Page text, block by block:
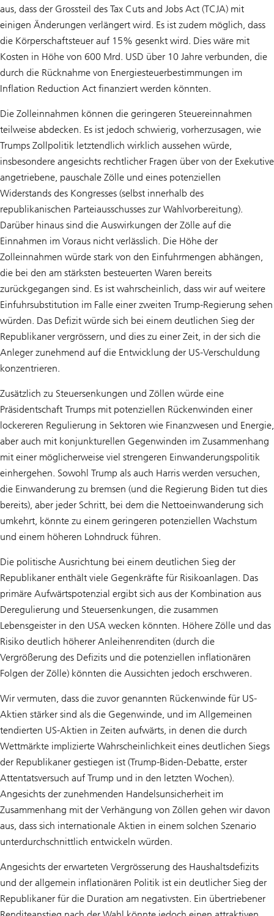
aus, dass der Grossteil des Tax Cuts and Jobs Act (TCJA) mit
einigen Änderungen verlängert wird. Es ist zudem möglich, dass
die Körperschaftsteuer auf 15% gesenkt wird. Dies wäre mit
Kosten in Höhe von 600 Mrd. USD über 10 Jahre verbunden, die
durch die Rücknahme von Energiesteuerbestimmungen im
Inflation Reduction Act finanziert werden könnten.
Die Zolleinnahmen können die geringeren Steuereinnahmen
teilweise abdecken. Es ist jedoch schwierig, vorherzusagen, wie
Trumps Zollpolitik letztendlich wirklich aussehen würde,
insbesondere angesichts rechtlicher Fragen über von der Exekutive
angetriebene, pauschale Zölle und eines potenziellen
Widerstands des Kongresses (selbst innerhalb des
republikanischen Parteiausschusses zur Wahlvorbereitung).
Darüber hinaus sind die Auswirkungen der Zölle auf die
Einnahmen im Voraus nicht verlässlich. Die Höhe der
Zolleinnahmen würde stark von den Einfuhrmengen abhängen,
die bei den am stärksten besteuerten Waren bereits
zurückgegangen sind. Es ist wahrscheinlich, dass wir auf weitere
Einfuhrsubstitution im Falle einer zweiten Trump-Regierung sehen
würden. Das Defizit würde sich bei einem deutlichen Sieg der
Republikaner vergrössern, und dies zu einer Zeit, in der sich die
Anleger zunehmend auf die Entwicklung der US-Verschuldung
konzentrieren.
Zusätzlich zu Steuersenkungen und Zöllen würde eine
Präsidentschaft Trumps mit potenziellen Rückenwinden einer
lockereren Regulierung in Sektoren wie Finanzwesen und Energie,
aber auch mit konjunkturellen Gegenwinden im Zusammenhang
mit einer möglicherweise viel strengeren Einwanderungspolitik
einhergehen. Sowohl Trump als auch Harris werden versuchen,
die Einwanderung zu bremsen (und die Regierung Biden tut dies
bereits), aber jeder Schritt, bei dem die Nettoeinwanderung sich
umkehrt, könnte zu einem geringeren potenziellen Wachstum
und einem höheren Lohndruck führen.
Die politische Ausrichtung bei einem deutlichen Sieg der
Republikaner enthält viele Gegenkräfte für Risikoanlagen. Das
primäre Aufwärtspotenzial ergibt sich aus der Kombination aus
Deregulierung und Steuersenkungen, die zusammen
Lebensgeister in den USA wecken könnten. Höhere Zölle und das
Risiko deutlich höherer Anleihenrenditen (durch die
Vergrößerung des Defizits und die potenziellen inflationären
Folgen der Zölle) könnten die Aussichten jedoch erschweren.
Wir vermuten, dass die zuvor genannten Rückenwinde für US-
Aktien stärker sind als die Gegenwinde, und im Allgemeinen
tendierten US-Aktien in Zeiten aufwärts, in denen die durch
Wettmärkte implizierte Wahrscheinlichkeit eines deutlichen Siegs
der Republikaner gestiegen ist (Trump-Biden-Debatte, erster
Attentatsversuch auf Trump und in den letzten Wochen).
Angesichts der zunehmenden Handelsunsicherheit im
Zusammenhang mit der Verhängung von Zöllen gehen wir davon
aus, dass sich internationale Aktien in einem solchen Szenario
unterdurchschnittlich entwickeln würden.
Angesichts der erwarteten Vergrösserung des Haushaltsdefizits
und der allgemein inflationären Politik ist ein deutlicher Sieg der
Republikaner für die Duration am negativsten. Ein übertriebener